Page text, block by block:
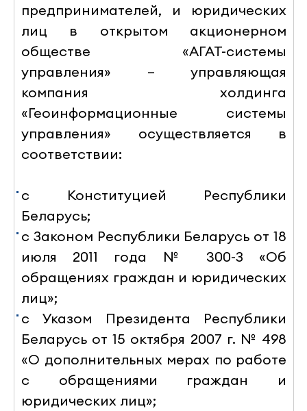
предпринимателей, и юридических
лиц в открытом акционерном
обществе «АГАТ-системы
управления» – управляющая
компания холдинга
«Геоинформационные системы
управления» осуществляется в
соответствии:
с Конституцией Республики
Беларусь;
с Законом Республики Беларусь от 18
июля 2011 года № 300-З «Об
обращениях граждан и юридических
лиц»;
с Указом Президента Республики
Беларусь от 15 октября 2007 г. № 498
«О дополнительных мерах по работе
с обращениями граждан и
юридических лиц»;